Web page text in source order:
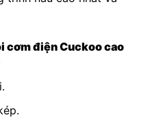
cơm điện Cuckoo cao